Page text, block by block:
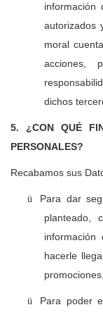
información
autorizados
moral
dichos
5. ¿CON QUÉ
PERSONALES?
Recabamos sus
ü
Para dar
planteado,
información
hacerle
ü Para poder